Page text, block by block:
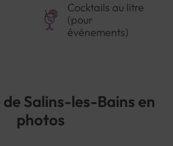
Cocktails au litre
(pour
événements)
Salins-les-Bains en
photos